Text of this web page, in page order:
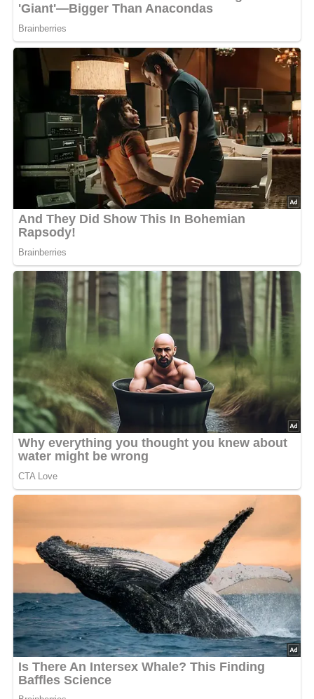
Kein Spam, kein Bullshit, keine Weitergabe deiner Mailadresse an Dritte!
Jetzt Sterne vergeben – Rezept
bewerten
(2 Bewertung)